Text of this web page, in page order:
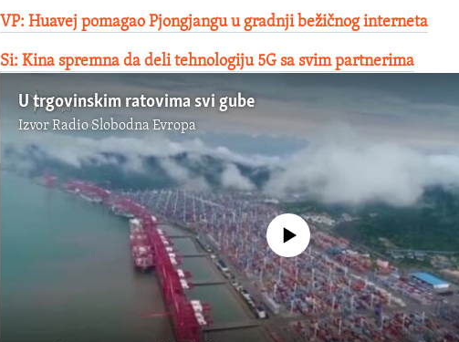
VP: Huavej pomagao Pjongjangu u gradnji bežičnog interneta
Si: Kina spremna da deli tehnologiju 5G sa svim partnerima
U trgovinskim ratovima svi gube
IzvorRadio Slobodna Evropa
No media source currently available